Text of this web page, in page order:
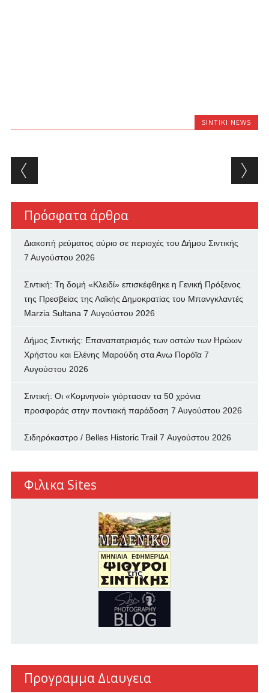
SINTIKI NEWS
Post navigation
Πρόσφατα άρθρα
Διακοπή ρεύματος αύριο σε περιοχές του Δήμου Σιντικής
7 Αυγούστου 2026
Σιντική: Τη δομή «Κλειδί» επισκέφθηκε η Γενική Πρόξενος
της Πρεσβείας της Λαϊκής Δημοκρατίας του Μπανγκλαντές
Marzia Sultana 7 Αυγούστου 2026
Δήμος Σιντικής: Επαναπατρισμός των oστών των Ηρώων
Χρήστου και Ελένης Μαρούδη στα Ανω Πορόϊα 7
Αυγούστου 2026
Σιντική: Οι «Κομνηνοί» γιόρτασαν τα 50 χρόνια
προσφοράς στην ποντιακή παράδοση 7 Αυγούστου 2026
Σιδηρόκαστρο / Belles Historic Trail 7 Αυγούστου 2026
Φιλικα Sites
Προγραμμα Διαυγεια